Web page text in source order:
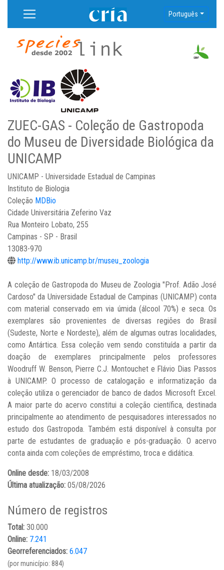
Português
ZUEC-GAS - Coleção de Gastropoda
do Museu de Diversidade Biológica da
UNICAMP
UNICAMP - Universidade Estadual de Campinas
Instituto de Biologia
Coleção MDBio
Cidade Universitária Zeferino Vaz
Rua Monteiro Lobato, 255
Campinas - SP - Brasil
13083-970
http://www.ib.unicamp.br/museu_zoologia
A coleção de Gastropoda do Museu de Zoologia "Prof. Adão José
Cardoso" da Universidade Estadual de Campinas (UNICAMP) conta
com material conservado em via úmida (álcool 70%) e seca. Os
exemplares são provenientes de diversas regiões do Brasil
(Sudeste, Norte e Nordeste), além de algumas outras localidades,
como Antártica. Essa coleção vem sendo constituída a partir da
doação de exemplares principalmente pelos professores
Woodruff W. Benson, Pierre C.J. Montouchet e Flávio Dias Passos
à UNICAMP. O processo de catalogação e informatização da
coleção utiliza o gerenciador de banco de dados Microsoft Excel.
A maior parte do acervo constitui a coleção científica, destinada
principalmente ao atendimento de pesquisadores interessados no
estudo dos Gastropoda. Também está disponível à consulta por
parte de estudantes de graduação e pós-graduação. O acervo
conta ainda com coleções de empréstimo, troca e didática.
Online desde: 18/03/2008
Última atualização: 05/08/2026
Número de registros
Total: 30.000
Online: 7.241
Georreferenciados: 6.047
(por município: 884)